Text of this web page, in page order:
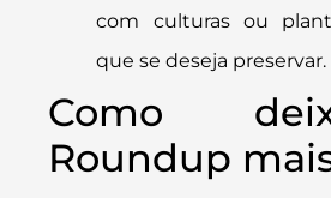
com culturas ou
que se deseja preservar.
Como
Roundup